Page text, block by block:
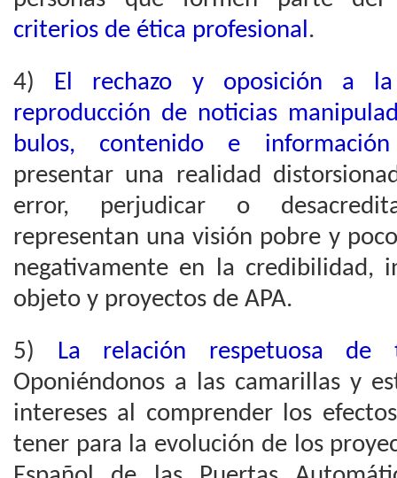
criterios de ética profesional.
4) El rechazo y oposición a
reproducción de noticias
bulos, contenido e información
presentar una realidad
error, perjudicar o
representan una visión pobre y
negativamente en la credibilidad,
objeto y proyectos de APA.
5) La relación respetuosa
Oponiéndonos a las camarillas y
intereses al comprender los
tener para la evolución de los